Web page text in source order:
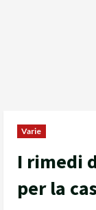
Varie
I rimedi
per la